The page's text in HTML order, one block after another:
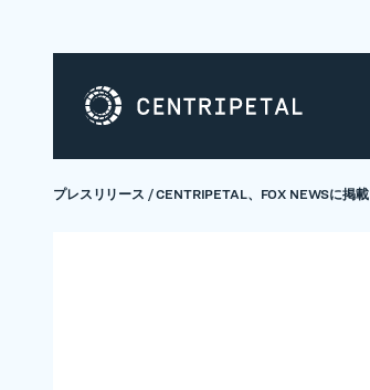
プレスリリース /CENTRIPETAL、FOX NEWSに掲載